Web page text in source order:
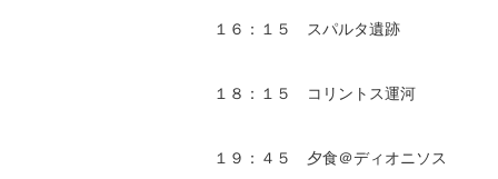
１６：１５ スパルタ遺跡
１８：１５ コリントス運河
１９：４５ 夕食＠ディオニソス